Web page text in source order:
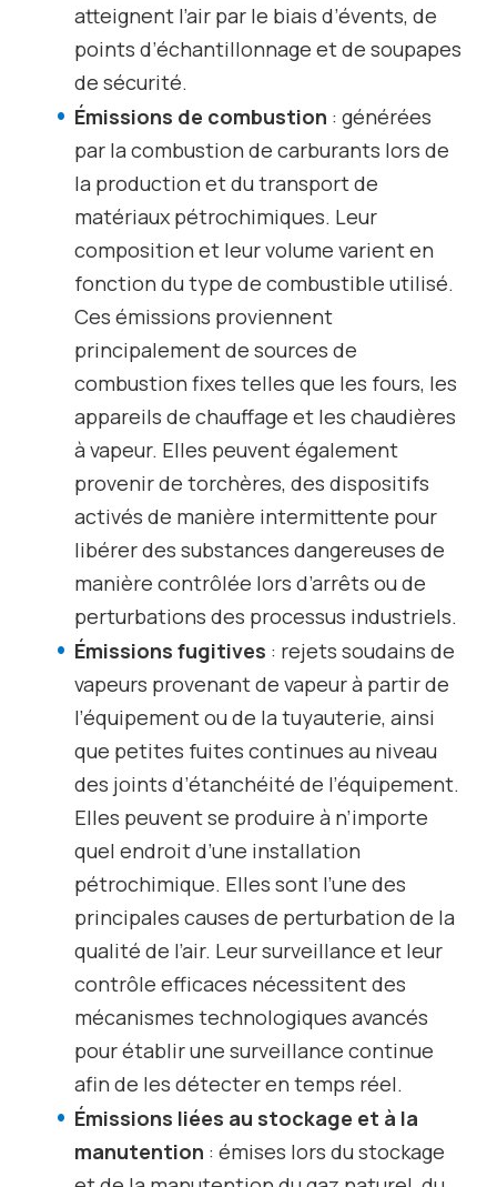
atteignent l’air par le biais d’évents, de
points d’échantillonnage et de soupapes
de sécurité.
Émissions de combustion : générées
par la combustion de carburants lors de
la production et du transport de
matériaux pétrochimiques. Leur
composition et leur volume varient en
fonction du type de combustible utilisé.
Ces émissions proviennent
principalement de sources de
combustion fixes telles que les fours, les
appareils de chauffage et les chaudières
à vapeur. Elles peuvent également
provenir de torchères, des dispositifs
activés de manière intermittente pour
libérer des substances dangereuses de
manière contrôlée lors d’arrêts ou de
perturbations des processus industriels.
Émissions fugitives : rejets soudains de
vapeurs provenant de vapeur à partir de
l’équipement ou de la tuyauterie, ainsi
que petites fuites continues au niveau
des joints d’étanchéité de l’équipement.
Elles peuvent se produire à n’importe
quel endroit d’une installation
pétrochimique. Elles sont l’une des
principales causes de perturbation de la
qualité de l’air. Leur surveillance et leur
contrôle efficaces nécessitent des
mécanismes technologiques avancés
pour établir une surveillance continue
afin de les détecter en temps réel.
Émissions liées au stockage et à la
manutention : émises lors du stockage